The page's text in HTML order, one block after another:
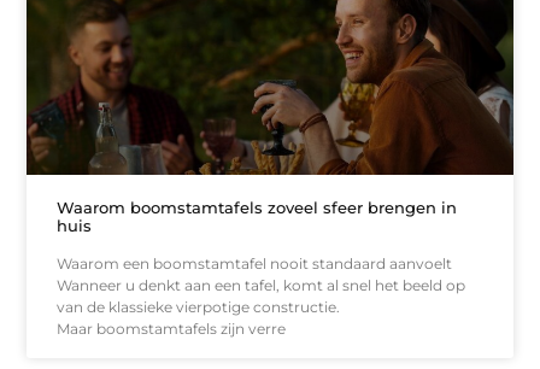
Waarom boomstamtafels zoveel sfeer brengen in
huis
Waarom een boomstamtafel nooit standaard aanvoelt
Wanneer u denkt aan een tafel, komt al snel het beeld op
van de klassieke vierpotige constructie.
Maar boomstamtafels zijn verre